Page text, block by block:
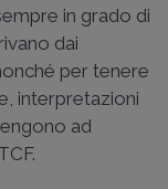
in grado di
dai
per tenere
interpretazioni
ad